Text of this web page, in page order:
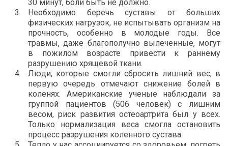
30 минут, боли быть не должно.
Необходимо беречь суставы от больших
физических нагрузок, не испытывать организм на
прочность, особенно в молодые годы. Все
травмы, даже благополучно вылеченные, могут
в пожилом возрасте привести к раннему
разрушению хрящевой ткани.
Люди, которые смогли сбросить лишний вес, в
первую очередь отмечают снижение болей в
коленях. Американские ученые наблюдали за
группой пациентов (506 человек) с лишним
весом, риск развития остеоартрита был у всех.
Только нормализация веса смогла остановить
процесс разрушения коленного сустава.